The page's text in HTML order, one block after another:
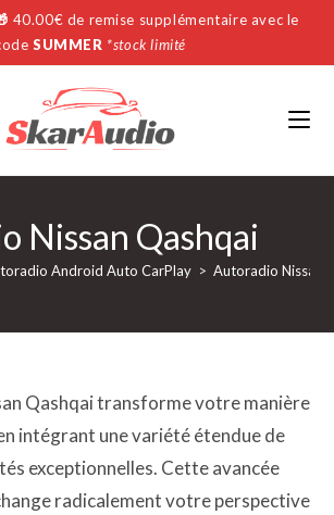
40.00€ de remise supplémentaire avec le
SUMMER *stock limité
Nissan Qashqai
Android Auto CarPlay > Autoradio Nissan
Qashqai transforme votre manière
intégrant une variété étendue de
exceptionnelles. Cette avancée
radicalement votre perspective